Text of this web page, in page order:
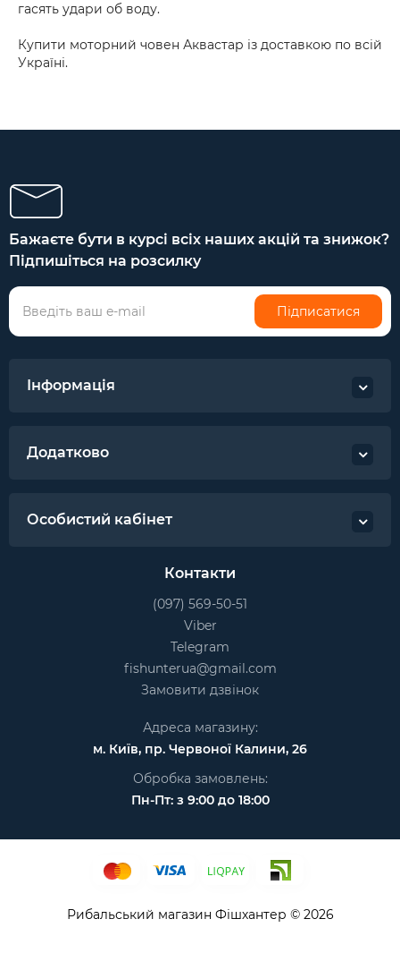
гасять удари об воду.
Купити моторний човен Аквастар із доставкою по всій
Україні.
Бажаєте бути в курсі всіх наших акцій та знижок?
Підпишіться на розсилку
Підписатися
Інформація
Додатково
Особистий кабінет
Контакти
(097) 569-50-51
Viber
Telegram
fishunterua@gmail.com
Замовити дзвінок
Адреса магазину:
м. Київ, пр. Червоної Калини, 26
Обробка замовлень:
Пн-Пт: з 9:00 до 18:00
Рибальський магазин Фішхантер © 2026